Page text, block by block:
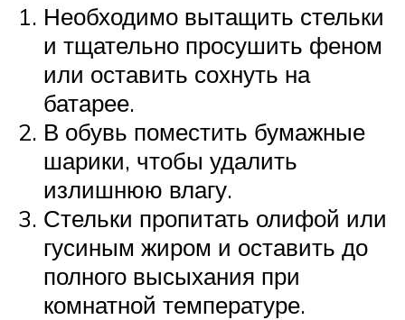
Необходимо вытащить стельки
и тщательно просушить феном
или оставить сохнуть на
батарее.
В обувь поместить бумажные
шарики, чтобы удалить
излишнюю влагу.
Стельки пропитать олифой или
гусиным жиром и оставить до
полного высыхания при
комнатной температуре.